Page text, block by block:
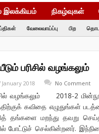
இலக்கியம் நிகழ்வுகள்
வேலைவாய்ப்பு பிற
பரிசில் வழங்கலும்
January 2018 No Comment
வழங்கலும் 2018-2
கவிதை எழுதுங்கள்
தங்களை மறந்து தவறு
போட்டுச் செல்கின்றனர்.